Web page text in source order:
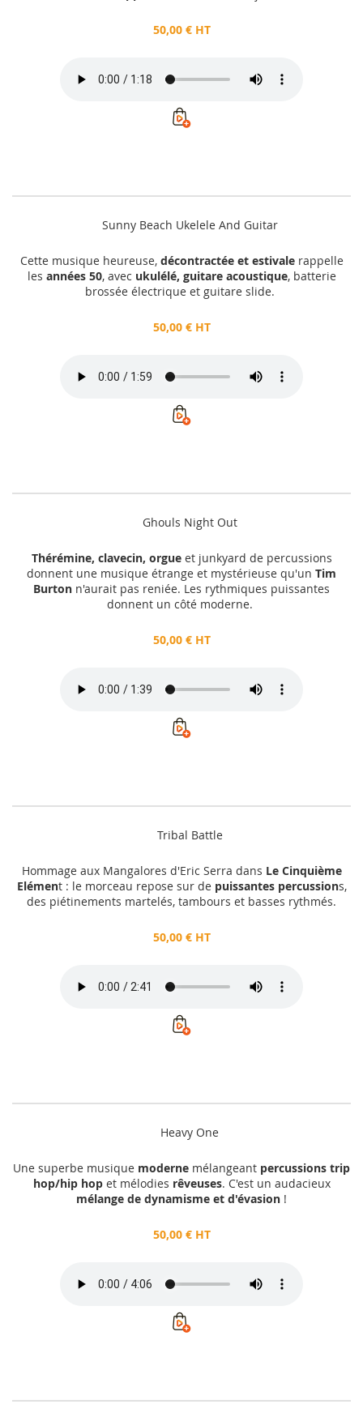
50,00 € HT
Sunny Beach Ukelele And Guitar
Cette musique heureuse, décontractée et estivalerappelle
les années 50, avec ukulélé, guitare acoustique, batterie
brossée électrique et guitare slide.
50,00 € HT
Ghouls Night Out
Thérémine, clavecin, orgueet junkyard de percussions
donnent une musique étrange et mystérieuse qu'un Tim
Burton n'aurait pas reniée. Les rythmiques puissantes
donnent un côté moderne.
50,00 € HT
Tribal Battle
Hommage aux Mangalores d'Eric Serra dans Le Cinquième
Elément : le morceau repose sur de puissantes percussions,
des piétinements martelés, tambours et basses rythmés.
50,00 € HT
Heavy One
Une superbe musique moderne mélangeant percussions trip
hop/hip hopet mélodies rêveuses. C'est un audacieux
mélange de dynamisme et d'évasion !
50,00 € HT